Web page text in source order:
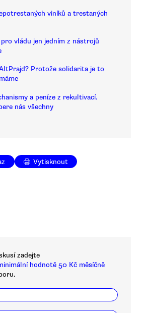
viníků a trestaných
vládu jen jedním z nástrojů
Protože solidarita je to
a peníze z rekultivací.
nás všechny
Vytisknout
zadejte
hodnotě 50 Kč měsíčně